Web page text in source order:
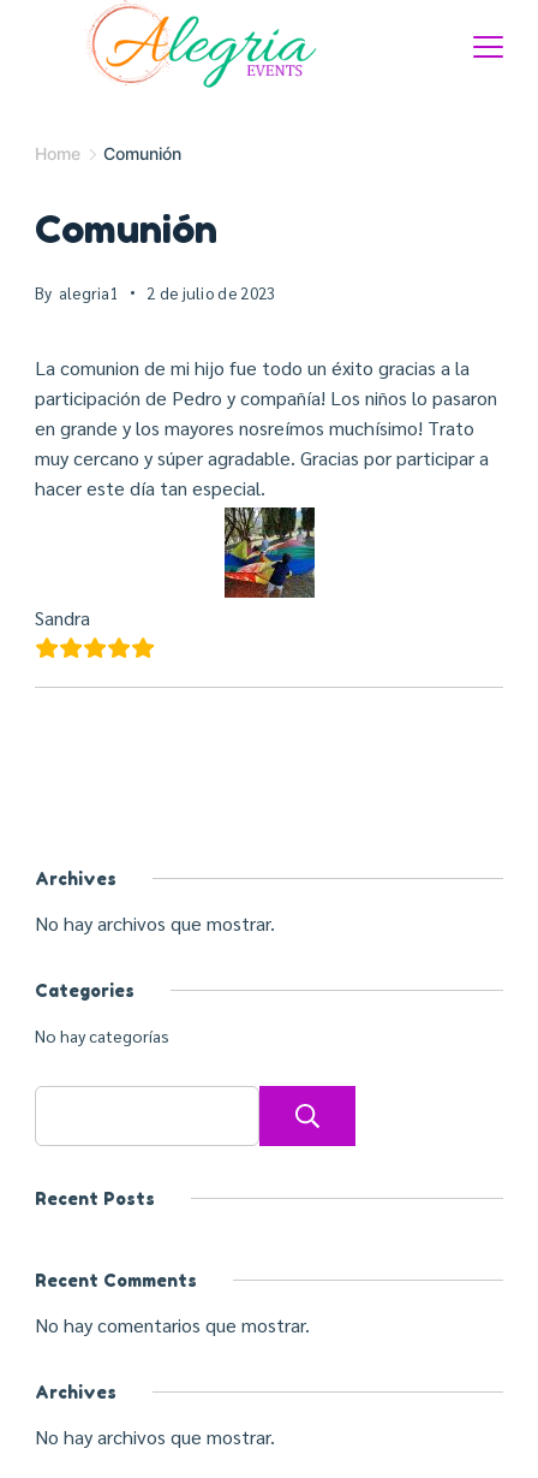
Home Comunión
Comunión
By alegria1 2 de julio de 2023
La comunion de mi hijo fue todo un éxito gracias a la
participación de Pedro y compañía! Los niños lo pasaron
en grande y los mayores nosreímos muchísimo! Trato
muy cercano y súper agradable. Gracias por participar a
hacer este día tan especial.
Sandra
Archives
No hay archivos que mostrar.
Categories
No hay categorías
Recent Posts
Recent Comments
No hay comentarios que mostrar.
Archives
No hay archivos que mostrar.